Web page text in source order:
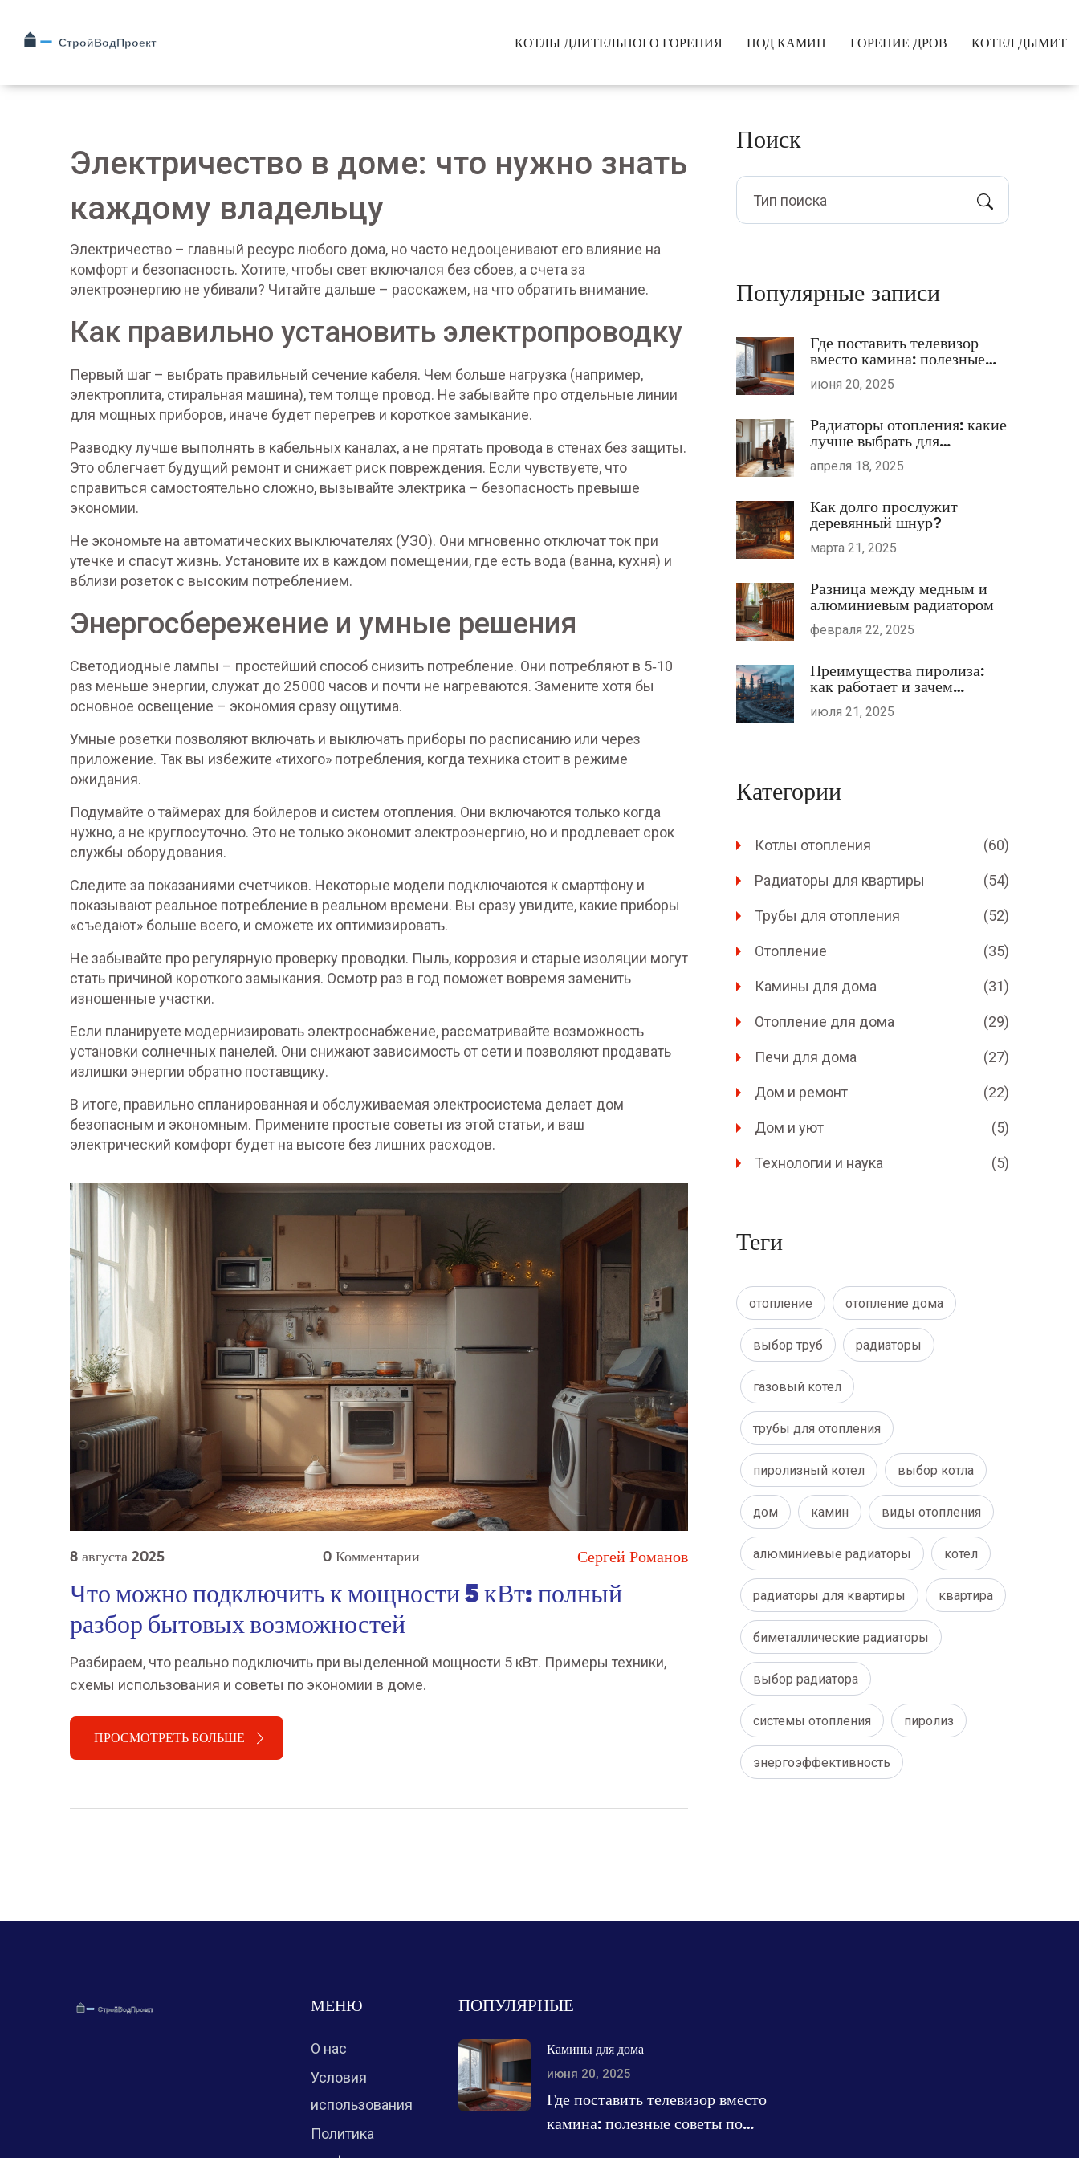
КОТЛЫ ДЛИТЕЛЬНОГО ГОРЕНИЯ ПОД КАМИН ГОРЕНИЕ ДРОВ КОТЕЛ ДЫМИТ
Электричество в доме: что нужно знать
каждому владельцу
Электричество – главный ресурс любого дома, но часто недооценивают его влияние на
комфорт и безопасность. Хотите, чтобы свет включался без сбоев, а счета за
электроэнергию не убивали? Читайте дальше – расскажем, на что обратить внимание.
Как правильно установить электропроводку
Первый шаг – выбрать правильный сечение кабеля. Чем больше нагрузка (например,
электроплита, стиральная машина), тем толще провод. Не забывайте про отдельные линии
для мощных приборов, иначе будет перегрев и короткое замыкание.
Разводку лучше выполнять в кабельных каналах, а не прятать провода в стенах без защиты.
Это облегчает будущий ремонт и снижает риск повреждения. Если чувствуете, что
справиться самостоятельно сложно, вызывайте электрика – безопасность превыше
экономии.
Не экономьте на автоматических выключателях (УЗО). Они мгновенно отключат ток при
утечке и спасут жизнь. Установите их в каждом помещении, где есть вода (ванна, кухня) и
вблизи розеток с высоким потреблением.
Энергосбережение и умные решения
Светодиодные лампы – простейший способ снизить потребление. Они потребляют в 5‑10
раз меньше энергии, служат до 25 000 часов и почти не нагреваются. Замените хотя бы
основное освещение – экономия сразу ощутима.
Умные розетки позволяют включать и выключать приборы по расписанию или через
приложение. Так вы избежите «тихого» потребления, когда техника стоит в режиме
ожидания.
Подумайте о таймерах для бойлеров и систем отопления. Они включаются только когда
нужно, а не круглосуточно. Это не только экономит электроэнергию, но и продлевает срок
службы оборудования.
Следите за показаниями счетчиков. Некоторые модели подключаются к смартфону и
показывают реальное потребление в реальном времени. Вы сразу увидите, какие приборы
«съедают» больше всего, и сможете их оптимизировать.
Не забывайте про регулярную проверку проводки. Пыль, коррозия и старые изоляции могут
стать причиной короткого замыкания. Осмотр раз в год поможет вовремя заменить
изношенные участки.
Если планируете модернизировать электроснабжение, рассматривайте возможность
установки солнечных панелей. Они снижают зависимость от сети и позволяют продавать
излишки энергии обратно поставщику.
В итоге, правильно спланированная и обслуживаемая электросистема делает дом
безопасным и экономным. Примените простые советы из этой статьи, и ваш
электрический комфорт будет на высоте без лишних расходов.
8 августа 2025 0 Комментарии Сергей Романов
Что можно подключить к мощности 5 кВт: полный
разбор бытовых возможностей
Разбираем, что реально подключить при выделенной мощности 5 кВт. Примеры техники,
схемы использования и советы по экономии в доме.
ПРОСМОТРЕТЬ БОЛЬШЕ
Поиск
Популярные записи
Где поставить телевизор
вместо камина: полезные
советы по размещению
июня 20, 2025
Радиаторы отопления: какие
лучше выбрать для
квартиры?
апреля 18, 2025
Как долго прослужит
деревянный шнур?
марта 21, 2025
Разница между медным и
алюминиевым радиатором
февраля 22, 2025
Преимущества пиролиза:
как работает и зачем
применять пиролизные
технологии
июля 21, 2025
Категории
Котлы отопления (60)
Радиаторы для квартиры (54)
Трубы для отопления (52)
Отопление (35)
Камины для дома (31)
Отопление для дома (29)
Печи для дома (27)
Дом и ремонт (22)
Дом и уют (5)
Технологии и наука (5)
Теги
отопление отопление дома
выбор труб радиаторы
газовый котел
трубы для отопления
пиролизный котел выбор котла
дом камин виды отопления
алюминиевые радиаторы котел
радиаторы для квартиры квартира
биметаллические радиаторы
выбор радиатора
системы отопления пиролиз
энергоэффективность
МЕНЮ
О нас
Условия
использования
Политика
ПОПУЛЯРНЫЕ
Камины для дома
июня 20, 2025
Где поставить телевизор вместо
камина: полезные советы по